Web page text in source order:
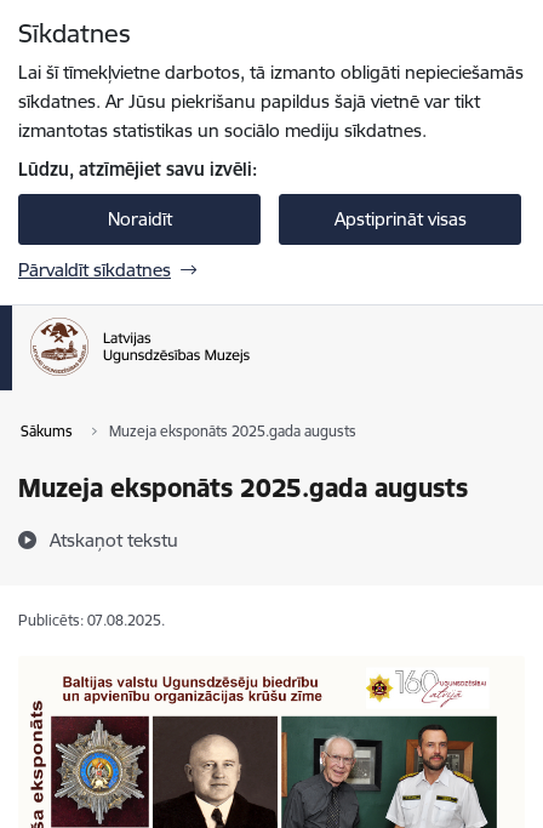
Sīkdatnes
Lai šī tīmekļvietne darbotos, tā izmanto obligāti nepieciešamās
sīkdatnes. Ar Jūsu piekrišanu papildus šajā vietnē var tikt
izmantotas statistikas un sociālo mediju sīkdatnes.
Lūdzu, atzīmējiet savu izvēli:
Noraidīt Apstiprināt visas
Pārvaldīt sīkdatnes
Sākums Muzeja eksponāts 2025.gada augusts
Muzeja eksponāts 2025.gada augusts
Atskaņot tekstu
Publicēts: 07.08.2025.